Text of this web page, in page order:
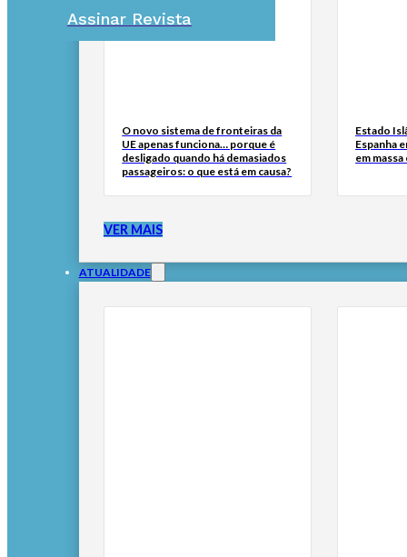
Assinar Revista
O novo sistema de fronteiras da
UE apenas funciona… porque é
desligado quando há demasiados
passageiros: o que está em causa?
Estado
Espanha
em
VER MAIS
ATUALIDADE